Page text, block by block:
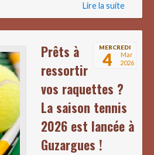
Lire la suite
MERCREDI
4
Mar
2026
Prêts à
ressortir
vos raquettes ?
La saison tennis
2026 est lancée à
Guzargues !